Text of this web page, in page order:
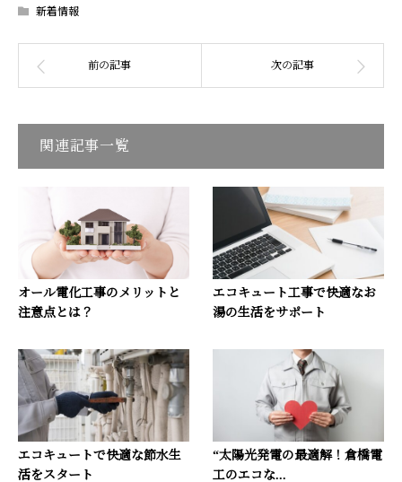
新着情報
関連記事一覧
オール電化工事のメリットと
注意点とは？
エコキュート工事で快適なお
湯の生活をサポート
エコキュートで快適な節水生
活をスタート
“太陽光発電の最適解！倉橋電
工のエコな...